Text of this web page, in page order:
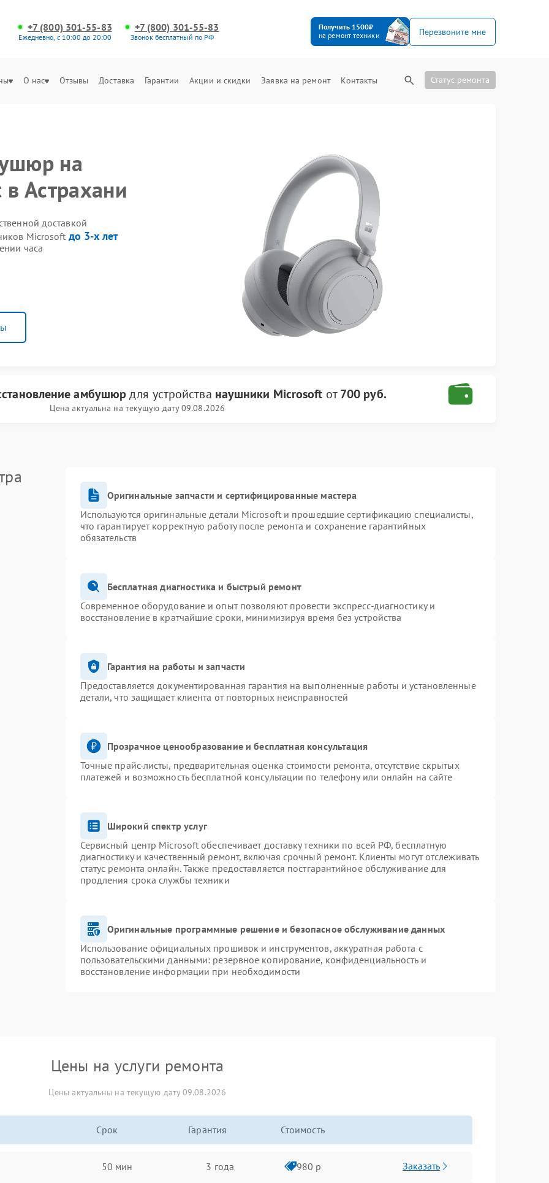
+7 (800) 301-55-83
Ежедневно, с 10:00 до 20:00
+7 (800) 301-55-83
Звонок бесплатный по РФ
Получить 1500₽
на ремонт техники
Перезвоните мне
О нас Отзывы Доставка Гарантии Акции и скидки Заявка на ремонт Контакты Статус ремонта
на
Астрахани
доставкой
Microsoft до 3-х лет
часа
амбушюрдля устройства наушники Microsoft от700 руб.
Цена актуальна на текущую дату 09.08.2026
Оригинальные запчасти и сертифицированные мастера
Используются оригинальные детали Microsoft и прошедшие сертификацию специалисты,
что гарантирует корректную работу после ремонта и сохранение гарантийных
обязательств
Бесплатная диагностика и быстрый ремонт
Современное оборудование и опыт позволяют провести экспресс-диагностику и
восстановление в кратчайшие сроки, минимизируя время без устройства
Гарантия на работы и запчасти
Предоставляется документированная гарантия на выполненные работы и установленные
детали, что защищает клиента от повторных неисправностей
Прозрачное ценообразование и бесплатная консультация
Точные прайс-листы, предварительная оценка стоимости ремонта, отсутствие скрытых
платежей и возможность бесплатной консультации по телефону или онлайн на сайте
Широкий спектр услуг
Сервисный центр Microsoft обеспечивает доставку техники по всей РФ, бесплатную
диагностику и качественный ремонт, включая срочный ремонт. Клиенты могут отслеживать
статус ремонта онлайн. Также предоставляется постгарантийное обслуживание для
продления срока службы техники
Оригинальные программные решение и безопасное обслуживание данных
Использование официальных прошивок и инструментов, аккуратная работа с
пользовательскими данными: резервное копирование, конфиденциальность и
восстановление информации при необходимости
Цены на услуги ремонта
Цены актуальны на текущую дату 09.08.2026
Срок Гарантия Стоимость
50 мин 3 года 980 р Заказать